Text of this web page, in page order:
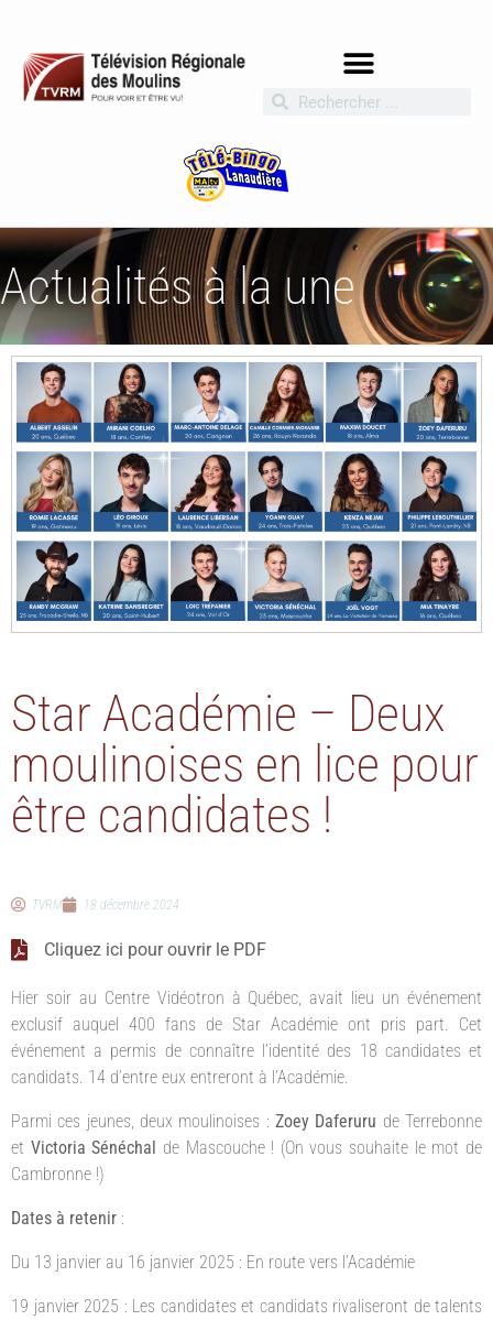
Actualités à la une
Star Académie – Deux
moulinoises en lice pour
être candidates !
TVRM 18 décembre 2024
Cliquez ici pour ouvrir le PDF
Hier soir au Centre Vidéotron à Québec, avait lieu un événement
exclusif auquel 400 fans de Star Académie ont pris part. Cet
événement a permis de connaître l’identité des 18 candidates et
candidats. 14 d’entre eux entreront à l’Académie.
Parmi ces jeunes, deux moulinoises : Zoey Daferuru de Terrebonne
et Victoria Sénéchal de Mascouche ! (On vous souhaite le mot de
Cambronne !)
Dates à retenir :
Du 13 janvier au 16 janvier 2025 : En route vers l’Académie
19 janvier 2025 : Les candidates et candidats rivaliseront de talents